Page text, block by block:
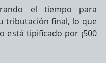
el tiempo para
tributación final, lo que
está tipificado por ¡500